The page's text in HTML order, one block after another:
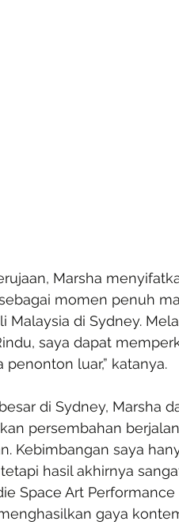
Marsha
momen penuh
Malaysia di Sydney.
saya dapat
penonton luar,” katanya.
di Sydney, Marsha
persembahan
Kebimbangan saya
hasil akhirnya
Space Art
gaya